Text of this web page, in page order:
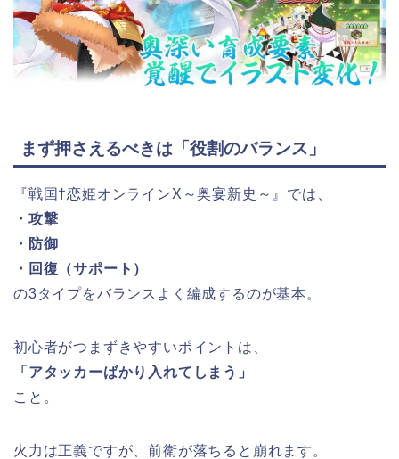
まず押さえるべきは「役割のバランス」
『戦国†恋姫オンラインX～奥宴新史～』では、
・攻撃
・防御
・回復（サポート）
の3タイプをバランスよく編成するのが基本。
初心者がつまずきやすいポイントは、
「アタッカーばかり入れてしまう」
こと。
火力は正義ですが、前衛が落ちると崩れます。